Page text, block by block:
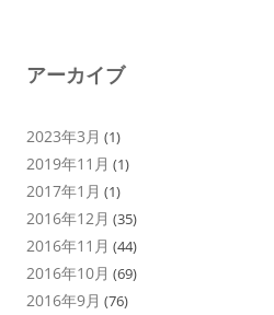
アーカイブ
2023年3月 (1)
2019年11月 (1)
2017年1月 (1)
2016年12月 (35)
2016年11月 (44)
2016年10月 (69)
2016年9月 (76)